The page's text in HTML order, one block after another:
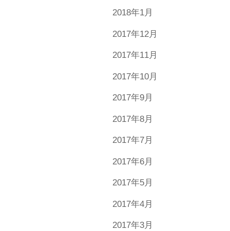
2018年1月
2017年12月
2017年11月
2017年10月
2017年9月
2017年8月
2017年7月
2017年6月
2017年5月
2017年4月
2017年3月